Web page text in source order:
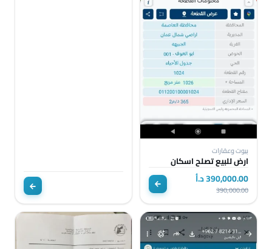
بيوت وعقارات
ارض للبيع تصلح اسكان
390,000.00 د.أ
390,000.00